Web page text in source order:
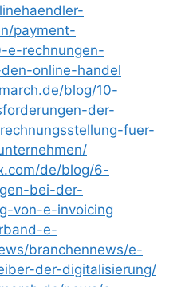
payment-
e-rechnungen-
online-handel
blog/10-
der-
fuer-
de/blog/6-
bei-der-
von-e-invoicing
e-
branchennews/e-
der-digitalisierung/